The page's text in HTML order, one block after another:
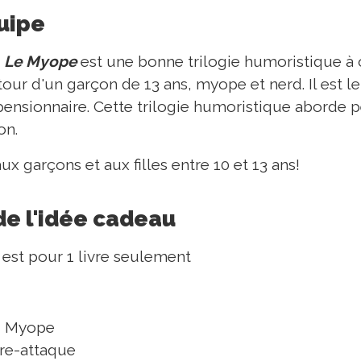
Le Myopeest une bonne trilogie humoristique à
d'un garçon de 13 ans, myope et nerd. Il est
Cette trilogie humoristique aborde
garçons et aux filles entre 10 et 13 ans!
l'idée cadeau
pour 1 livre seulement
Myope
attaque